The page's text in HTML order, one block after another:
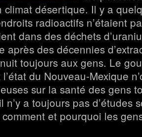
climat désertique. Il y a
radioactifs n’étaient
dans des déchets
après des décennies
toujours aux gens. Le
du Nouveau-Mexique
sur la santé des gens
n’y a toujours pas d’études
et pourquoi les